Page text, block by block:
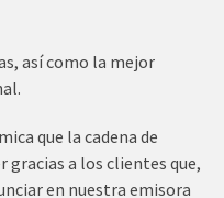
así como la mejor
que la cadena de
gracias a los clientes que,
en nuestra emisora